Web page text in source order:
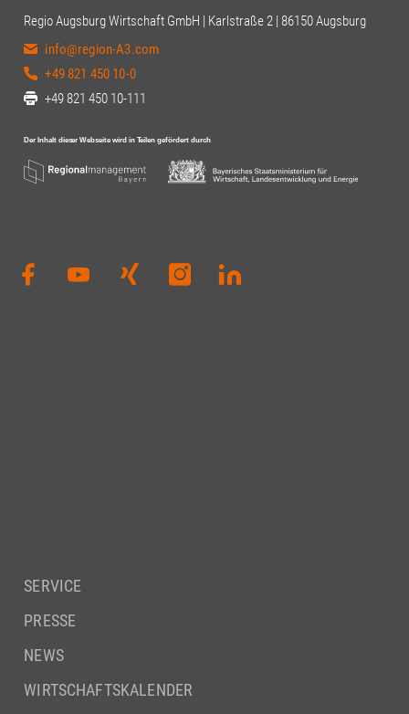
Regio Augsburg Wirtschaft GmbH | Karlstraße 2 | 86150 Augsburg
info@region-A3.com
+49 821 450 10-0
+49 821 450 10-111
SERVICE
PRESSE
NEWS
WIRTSCHAFTSKALENDER